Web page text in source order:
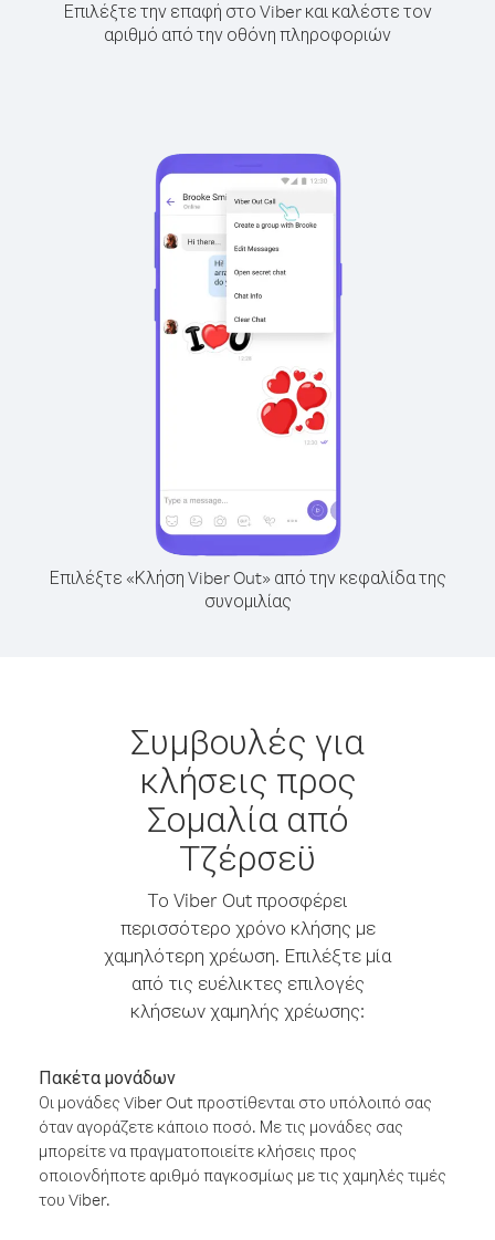
Επιλέξτε την επαφή στο Viber και καλέστε τον
αριθμό από την οθόνη πληροφοριών
Επιλέξτε «Κλήση Viber Out» από την κεφαλίδα της
συνομιλίας
Συμβουλές για
κλήσεις προς
Σομαλία από
Τζέρσεϋ
Το Viber Out προσφέρει
περισσότερο χρόνο κλήσης με
χαμηλότερη χρέωση. Επιλέξτε μία
από τις ευέλικτες επιλογές
κλήσεων χαμηλής χρέωσης:
Πακέτα μονάδων
Οι μονάδες Viber Out προστίθενται στο υπόλοιπό σας
όταν αγοράζετε κάποιο ποσό. Με τις μονάδες σας
μπορείτε να πραγματοποιείτε κλήσεις προς
οποιονδήποτε αριθμό παγκοσμίως με τις χαμηλές τιμές
του Viber.